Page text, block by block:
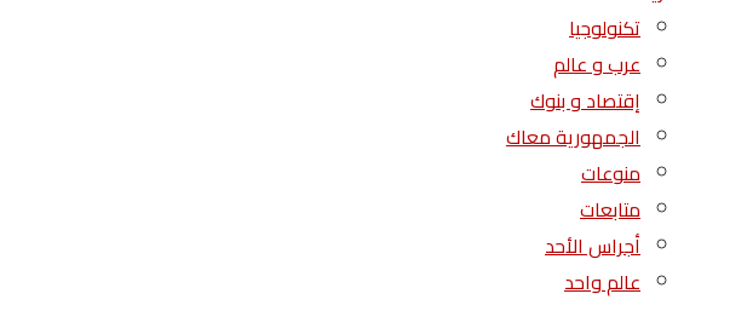
تكنولوجيا
عرب و عالم
إقتصاد و بنوك
الجمهورية معاك
منوعات
متابعات
أجراس الأحد
عالم واحد